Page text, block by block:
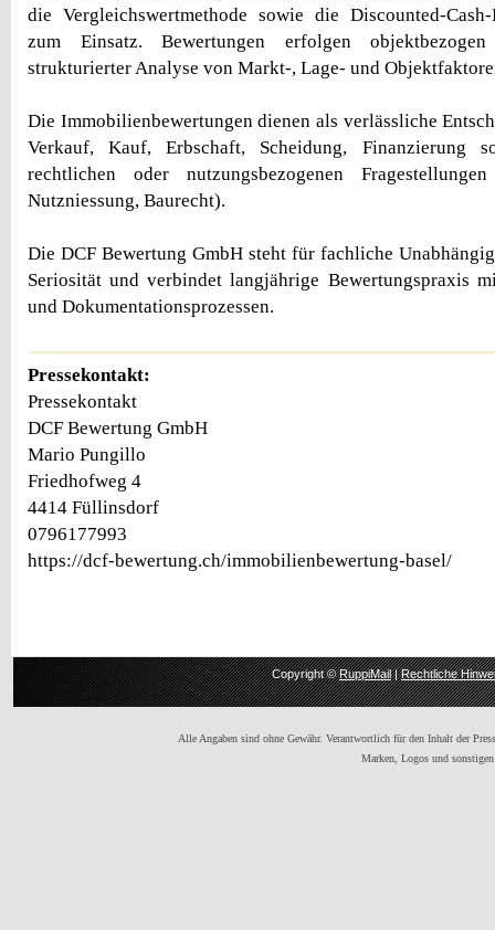
die Vergleichswertmethode sowie die Discounted-
zum Einsatz. Bewertungen erfolgen
strukturierter Analyse von Markt-, Lage- und
Die Immobilienbewertungen dienen als verlässliche
Verkauf, Kauf, Erbschaft, Scheidung, Finanzierung
rechtlichen oder nutzungsbezogenen
Nutzniessung, Baurecht).
Die DCF Bewertung GmbH steht für fachliche
Seriosität und verbindet langjährige Bewertungspraxis
und Dokumentationsprozessen.
Pressekontakt:
Pressekontakt
DCF Bewertung GmbH
Mario Pungillo
Friedhofweg 4
4414 Füllinsdorf
0796177993
https://dcf-bewertung.ch/immobilienbewertung-basel/
Copyright ©RuppiMail|Rechtliche
Alle Angaben sind ohne Gewähr. Verantwortlich für den Inhalt der
Marken, Logos und